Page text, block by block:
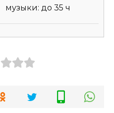
музыки: до 35 ч